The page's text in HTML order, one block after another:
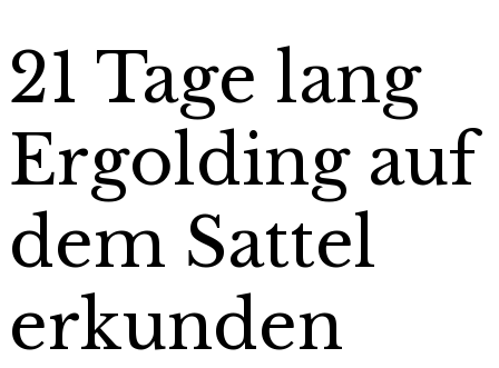
21 Tage lang
Ergolding auf
dem Sattel
erkunden